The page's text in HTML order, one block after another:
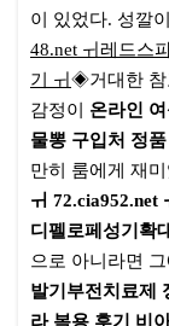
이 있었다. 성깔
48.net ㅟ레드스
기 ㅟ ◈거대한 참
감정이 온라인
물뽕 구입처 정
만히 룸에게 재
ㅟ 72.cia952.net
디펠로페성기확
으로 아니라면 그
발기부전치료제
라 복용 후기 비